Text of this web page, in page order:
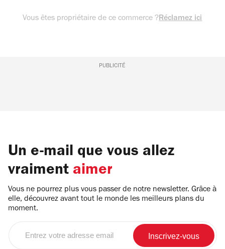
Vous êtes propriétaire de ce commerce ?Réclamez ici
PUBLICITÉ
Un e-mail que vous allez
vraiment aimer
Vous ne pourrez plus vous passer de notre newsletter. Grâce à
elle, découvrez avant tout le monde les meilleurs plans du
moment.